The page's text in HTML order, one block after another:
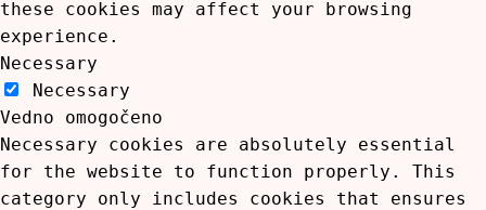
these cookies may affect your browsing
experience.
Necessary
Necessary
Vedno omogočeno
Necessary cookies are absolutely essential
for the website to function properly. This
category only includes cookies that ensures